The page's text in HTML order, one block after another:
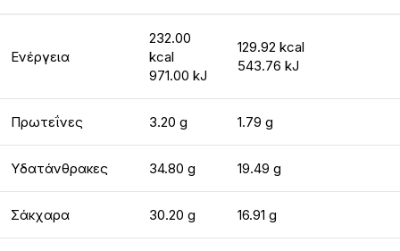
Ενέργεια
232.00
kcal
971.00 kJ
129.92 kcal
543.76 kJ
Πρωτεΐνες 3.20 g 1.79 g
Υδατάνθρακες 34.80 g 19.49 g
Σάκχαρα 30.20 g 16.91 g